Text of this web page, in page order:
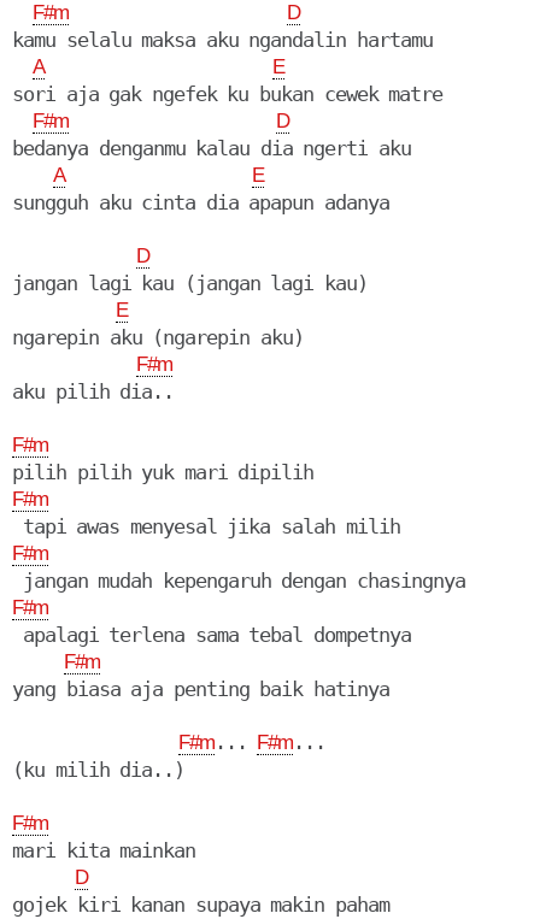
F#m D
kamu selalu maksa aku ngandalin hartamu
A E
sori aja gak ngefek ku bukan cewek matre
F#m D
bedanya denganmu kalau dia ngerti aku
A E
sungguh aku cinta dia apapun adanya
D
jangan lagi kau (jangan lagi kau)
E
ngarepin aku (ngarepin aku)
F#m
aku pilih dia..
F#m
F#m
tapi awas menyesal jika salah milih
F#m
F#m
apalagi terlena sama tebal dompetnya
F#m
yang biasa aja penting baik hatinya
F#m... F#m ...
(ku milih dia..)
F#m
mari kita mainkan
D
gojek kiri kanan supaya makin paham